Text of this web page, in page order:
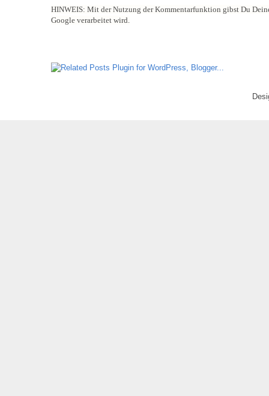
HINWEIS: Mit der Nutzung der Kommentarfunktion gibst Du
Google verarbeitet wird.